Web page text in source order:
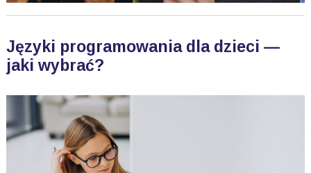
Języki programowania dla dzieci —
jaki wybrać?